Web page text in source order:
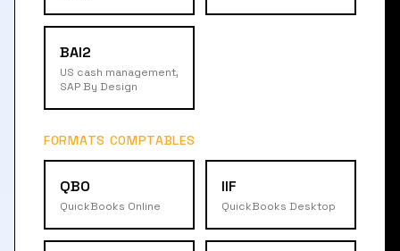
BAI2
US cash management,
SAP By Design
FORMATS COMPTABLES
QBO
QuickBooks Online
IIF
QuickBooks Desktop